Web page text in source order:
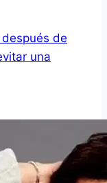
de
una